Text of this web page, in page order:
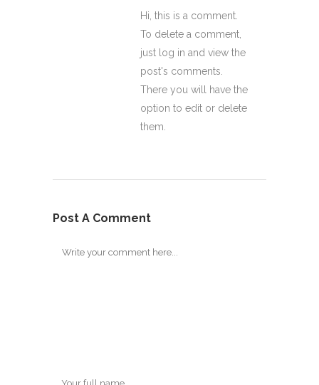
Hi, this is a comment.
To delete a comment,
just log in and view the
post's comments.
There you will have the
option to edit or delete
them.
Post A Comment